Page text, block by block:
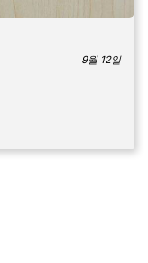
9월 12일